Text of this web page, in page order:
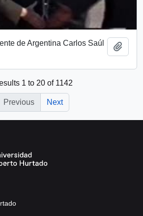
de Argentina Carlos Saúl
1 to 20 of 1142
Previous Next